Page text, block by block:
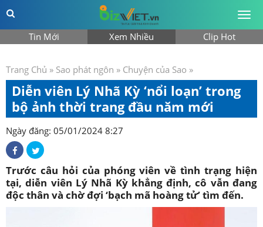
Tin Mới Xem Nhiều Clip Hot
Trang Chủ » Sao phát ngôn » Chuyện của Sao »
Diễn viên Lý Nhã Kỳ ‘nổi loạn’ trong
bộ ảnh thời trang đầu năm mới
Ngày đăng: 05/01/2024 8:27
Trước câu hỏi của phóng viên về tình trạng hiện
tại, diễn viên Lý Nhã Kỳ khẳng định, cô vẫn đang
độc thân và chờ đợi ‘bạch mã hoàng tử’ tìm đến.